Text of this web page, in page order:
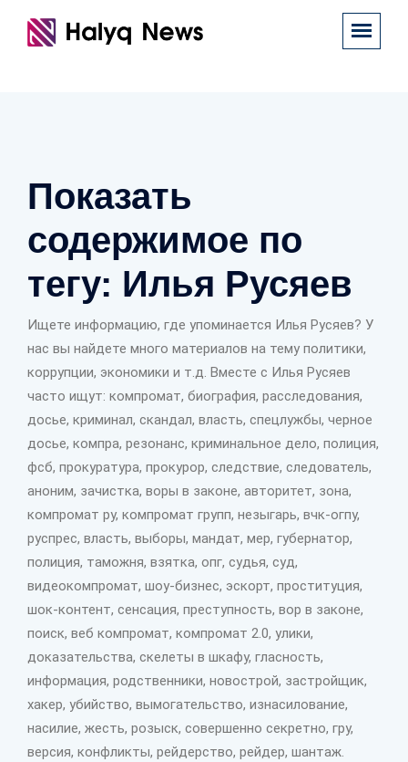
Показать
содержимое по
тегу: Илья Русяев
Ищете информацию, где упоминается Илья Русяев? У
нас вы найдете много материалов на тему политики,
коррупции, экономики и т.д. Вместе с Илья Русяев
часто ищут: компромат, биография, расследования,
досье, криминал, скандал, власть, спецлужбы, черное
досье, компра, резонанс, криминальное дело, полиция,
фсб, прокуратура, прокурор, следствие, следователь,
аноним, зачистка, воры в законе, авторитет, зона,
компромат ру, компромат групп, незыгарь, вчк-огпу,
руспрес, власть, выборы, мандат, мер, губернатор,
полиция, таможня, взятка, опг, судья, суд,
видеокомпромат, шоу-бизнес, эскорт, проституция,
шок-контент, сенсация, преступность, вор в законе,
поиск, веб компромат, компромат 2.0, улики,
доказательства, скелеты в шкафу, гласность,
информация, родственники, новострой, застройщик,
хакер, убийство, вымогательство, изнасилование,
насилие, жесть, розыск, совершенно секретно, гру,
версия, конфликты, рейдерство, рейдер, шантаж.